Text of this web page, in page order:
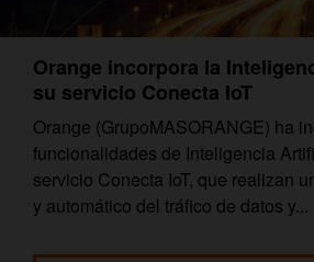
Orange incorpora la
su servicio Conecta IoT
Orange (GrupoMASORANGE) ha
funcionalidades de Inteligencia
servicio Conecta IoT, que realizan
y automático del tráfico de datos y...